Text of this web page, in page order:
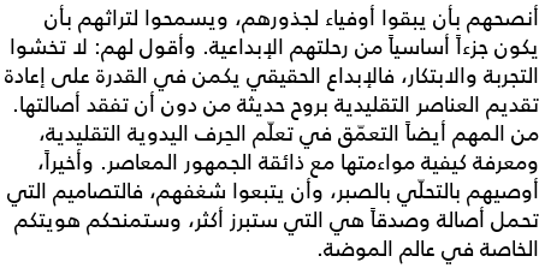
أنصحهم بأن يبقوا أوفياء لجذورهم، ويسمحوا لتراثهم بأن
يكون جزءاً أساسياً من رحلتهم الإبداعية. وأقول لهم: لا تخشوا
التجربة والابتكار، فالإبداع الحقيقي يكمن في القدرة على إعادة
تقديم العناصر التقليدية بروح حديثة من دون أن تفقد أصالتها.
من المهم أيضاً التعمّق في تعلّم الحِرف اليدوية التقليدية،
ومعرفة كيفية مواءمتها مع ذائقة الجمهور المعاصر. وأخيراً،
أوصيهم بالتحلّي بالصبر، وأن يتبعوا شغفهم، فالتصاميم التي
تحمل أصالة وصدقاً هي التي ستبرز أكثر، وستمنحكم هويتكم
الخاصة في عالم الموضة.